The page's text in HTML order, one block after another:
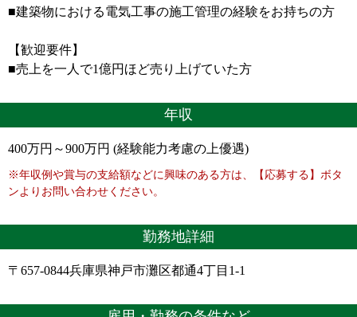
■建築物における電気工事の施工管理の経験をお持ちの方
【歓迎要件】
■売上を一人で1億円ほど売り上げていた方
年収
400万円～900万円 (経験能力考慮の上優遇)
※年収例や賞与の支給額などに興味のある方は、【応募する】ボタ
ンよりお問い合わせください。
勤務地詳細
〒657-0844兵庫県神戸市灘区都通4丁目1-1